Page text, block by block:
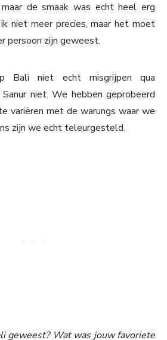
de smaak was echt heel erg
niet meer precies, maar het moet
persoon zijn geweest.
Bali niet echt misgrijpen qua
niet. We hebben geprobeerd
variëren met de warungs waar we
zijn we echt teleurgesteld.
geweest? Wat was jouw favoriete